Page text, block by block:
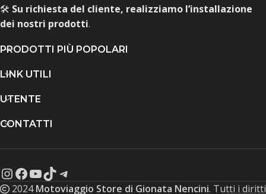
🛠️ Su richiesta del cliente, realizziamo l’installazione
dei nostri prodotti.
PRODOTTI PIÙ POPOLARI
LINK UTILI
UTENTE
CONTATTI
2024Motoviaggio Store di Gionata Nencini. Tutti i diritti